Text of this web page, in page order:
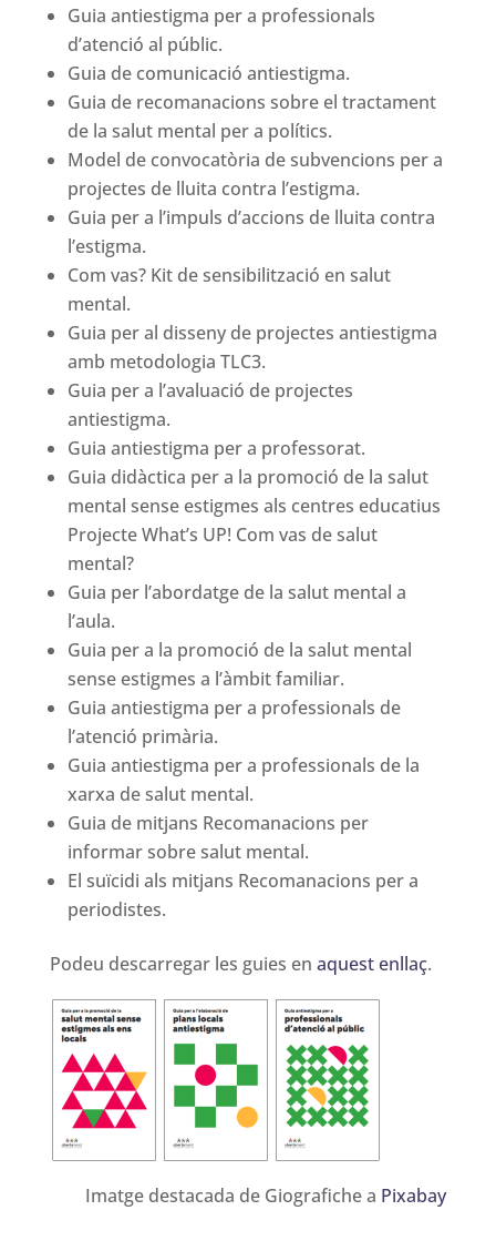
Guia antiestigma per a professionals
d’atenció al públic.
Guia de comunicació antiestigma.
Guia de recomanacions sobre el tractament
de la salut mental per a polítics.
Model de convocatòria de subvencions per a
projectes de lluita contra l’estigma.
Guia per a l’impuls d’accions de lluita contra
l’estigma.
Com vas? Kit de sensibilització en salut
mental.
Guia per al disseny de projectes antiestigma
amb metodologia TLC3.
Guia per a l’avaluació de projectes
antiestigma.
Guia antiestigma per a professorat.
Guia didàctica per a la promoció de la salut
mental sense estigmes als centres educatius
Projecte What’s UP! Com vas de salut
mental?
Guia per l’abordatge de la salut mental a
l’aula.
Guia per a la promoció de la salut mental
sense estigmes a l’àmbit familiar.
Guia antiestigma per a professionals de
l’atenció primària.
Guia antiestigma per a professionals de la
xarxa de salut mental.
Guia de mitjans Recomanacions per
informar sobre salut mental.
El suïcidi als mitjans Recomanacions per a
periodistes.
Podeu descarregar les guies en aquest enllaç.
Imatge destacada de Giografiche a Pixabay